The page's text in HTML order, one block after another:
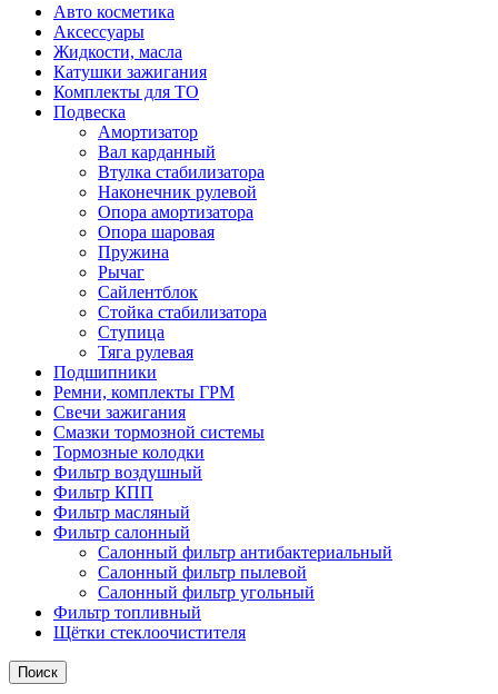
Авто косметика
Аксессуары
Жидкости, масла
Катушки зажигания
Комплекты для ТО
Подвеска
Амортизатор
Вал карданный
Втулка стабилизатора
Наконечник рулевой
Опора амортизатора
Опора шаровая
Пружина
Рычаг
Сайлентблок
Стойка стабилизатора
Ступица
Тяга рулевая
Подшипники
Ремни, комплекты ГРМ
Свечи зажигания
Смазки тормозной системы
Тормозные колодки
Фильтр воздушный
Фильтр КПП
Фильтр масляный
Фильтр салонный
Салонный фильтр антибактериальный
Салонный фильтр пылевой
Салонный фильтр угольный
Фильтр топливный
Щётки стеклоочистителя
Поиск